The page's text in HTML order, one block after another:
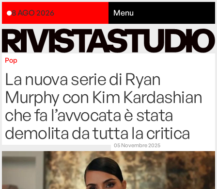
8 AGO 2026 Menu
Pop
La nuova serie di Ryan
Murphy con Kim Kardashian
che fa l’avvocata è stata
demolita da tutta la critica
05 Novembre 2025